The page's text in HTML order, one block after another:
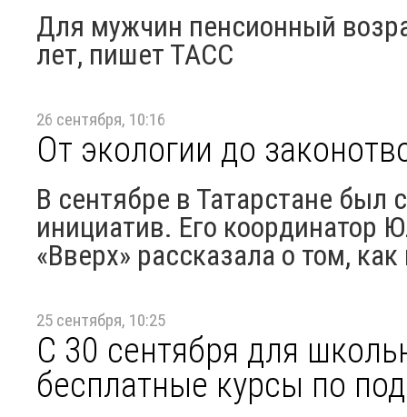
Для мужчин пенсионный
лет, пишет ТАСС
26 сентября, 10:16
От экологии до
В сентябре в Татарстане был
инициатив. Его координатор
«Вверх» рассказала о том,
25 сентября, 10:25
С 30 сентября для
бесплатные курсы по